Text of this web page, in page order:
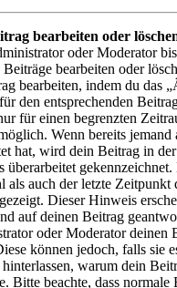
bearbeiten oder
oder Moderator
bearbeiten oder
bearbeiten, indem du das
den entsprechenden
für einen begrenzten
Wenn bereits jemand
hat, wird dein Beitrag in der
überarbeitet
als auch der letzte Zeitpunkt
Dieser Hinweis
auf deinen Beitrag
oder Moderator deinen
können jedoch, falls sie
warum dein
Bitte beachte, dass normale